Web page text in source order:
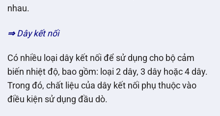
nhau.
⇒ Dây kết nối
Có nhiều loại dây kết nối để sử dụng cho bộ cảm
biến nhiệt độ, bao gồm: loại 2 dây, 3 dây hoặc 4 dây.
Trong đó, chất liệu của dây kết nối phụ thuộc vào
điều kiện sử dụng đầu dò.